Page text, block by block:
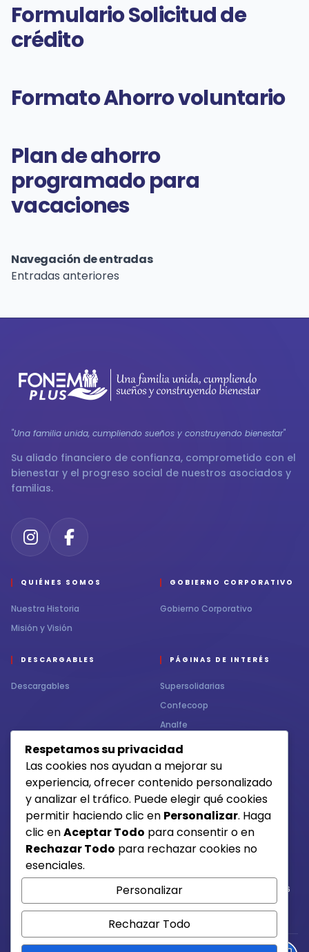
Formulario Solicitud de
crédito
Formato Ahorro voluntario
Plan de ahorro
programado para
vacaciones
Navegación de entradas
Entradas anteriores
"Una familia unida, cumpliendo sueños y construyendo bienestar"
Su aliado financiero de confianza, comprometido con el
bienestar y el progreso social de nuestros asociados y
familias.
QUIÉNES SOMOS
Nuestra Historia
Misión y Visión
GOBIERNO CORPORATIVO
Gobierno Corporativo
DESCARGABLES
Descargables
PÁGINAS DE INTERÉS
Supersolidarias
Confecoop
Analfe
CONTÁCTENOS
Contacto
MEDIOS DE RECAUDO
Si tienes alguna duda, comunícate con la línea 6684015 /6684016
3217003641
Respetamos su privacidad
Las cookies nos ayudan a mejorar su
experiencia, ofrecer contenido personalizado
y analizar el tráfico. Puede elegir qué cookies
permitir haciendo clic en Personalizar. Haga
clic enAceptar Todo para consentir o en
Rechazar Todo para rechazar cookies no
esenciales.
Personalizar
Rechazar Todo